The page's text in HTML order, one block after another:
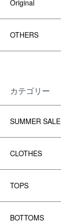
Original
OTHERS
カテゴリー
SUMMER SALE
CLOTHES
TOPS
BOTTOMS